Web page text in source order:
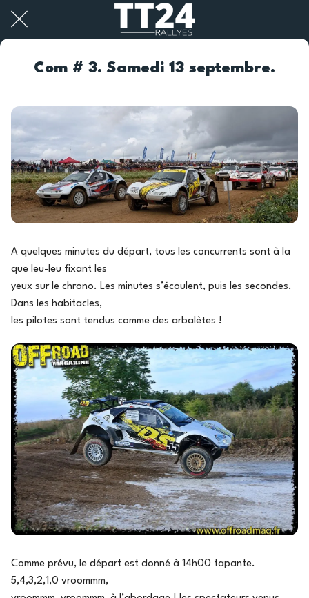
Com # 3. Samedi 13 septembre.
A quelques minutes du départ, tous les concurrents sont à la
que leu-leu fixant les
yeux sur le chrono. Les minutes s’écoulent, puis les secondes.
Dans les habitacles,
les pilotes sont tendus comme des arbalètes !
Comme prévu, le départ est donné à 14h00 tapante.
5,4,3,2,1,0 vroommm,